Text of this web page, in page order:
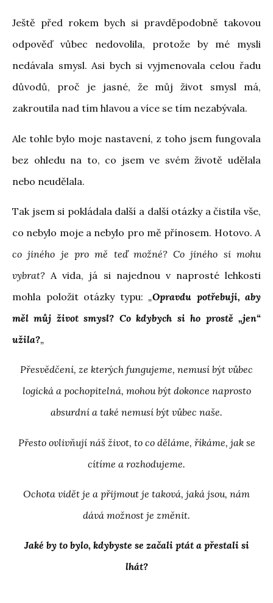
Ještě před rokem bych si pravděpodobně takovou
odpověď vůbec nedovolila, protože by mé mysli
nedávala smysl. Asi bych si vyjmenovala celou řadu
důvodů, proč je jasné, že můj život smysl má,
zakroutila nad tím hlavou a více se tím nezabývala.
Ale tohle bylo moje nastavení, z toho jsem fungovala
bez ohledu na to, co jsem ve svém životě udělala
nebo neudělala.
Tak jsem si pokládala další a další otázky a čistila vše,
co nebylo moje a nebylo pro mě přínosem. Hotovo. A
co jiného je pro mě teď možné? Co jiného si mohu
vybrat? A vida, já si najednou v naprosté lehkosti
mohla položit otázky typu: „Opravdu potřebuji, aby
měl můj život smysl? Co kdybych si ho prostě „jen“
užila?„
Přesvědčení, ze kterých fungujeme, nemusí být vůbec
logická a pochopitelná, mohou být dokonce naprosto
absurdní a také nemusí být vůbec naše.
Přesto ovlivňují náš život, to co děláme, říkáme, jak se
cítíme a rozhodujeme.
Ochota vidět je a přijmout je taková, jaká jsou, nám
dává možnost je změnit.
Jaké by to bylo, kdybyste se začali ptát a přestali si
lhát?